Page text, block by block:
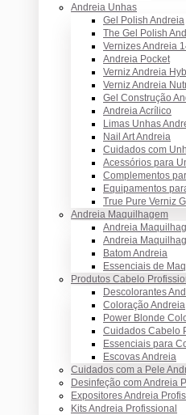
Andreia Unhas
Gel Polish Andreia
The Gel Polish
Vernizes Andreia
Andreia Pocket
Verniz Andreia
Verniz Andreia
Gel Construção
Andreia Acrílico
Limas Unhas
Nail Art Andreia
Cuidados com
Acessórios para
Complementos
Equipamentos
True Pure Verniz
Andreia Maquilhagem
Andreia
Andreia
Batom Andreia
Essenciais de
Produtos Cabelo
Descolorantes
Coloração Andreia
Power Blonde
Cuidados Cabelo
Essenciais para
Escovas Andreia
Cuidados com a Pele
Desinfeção com Andreia
Expositores Andreia
Kits Andreia Profissional